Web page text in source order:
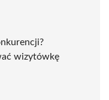
wizytówkę